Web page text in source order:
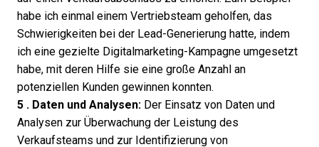
habe ich einmal einem Vertriebsteam geholfen, das
Schwierigkeiten bei der Lead-Generierung hatte, indem
ich eine gezielte Digitalmarketing-Kampagne umgesetzt
habe, mit deren Hilfe sie eine große Anzahl an
potenziellen Kunden gewinnen konnten.
5 . Daten und Analysen: Der Einsatz von Daten und
Analysen zur Überwachung der Leistung des
Verkaufsteams und zur Identifizierung von